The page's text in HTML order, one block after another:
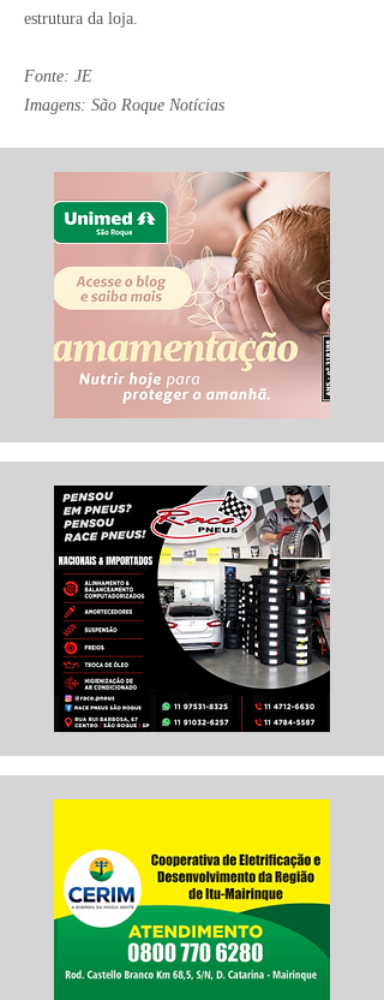
estrutura da loja.
Fonte: JE
Imagens: São Roque Notícias